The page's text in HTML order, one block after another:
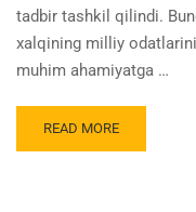
tadbir tashkil qilindi.
xalqining milliy
muhim ahamiyatga …
READ MORE